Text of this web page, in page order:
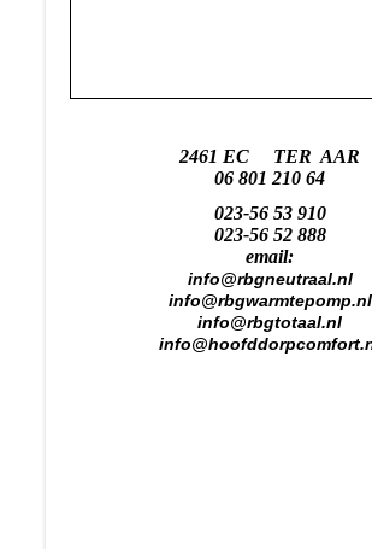
2461 EC TER AAR
06 801 210 64
023-56 53 910
023-56 52 888
email:
info@rbgneutraal.nl
info@rbgwarmtepomp.nl
info@rbgtotaal.nl